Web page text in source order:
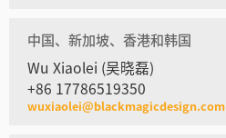
中国、新加坡、香港和韩国
Wu Xiaolei (吴晓磊)
+86 17786519350
wuxiaolei@blackmagicdesign.com